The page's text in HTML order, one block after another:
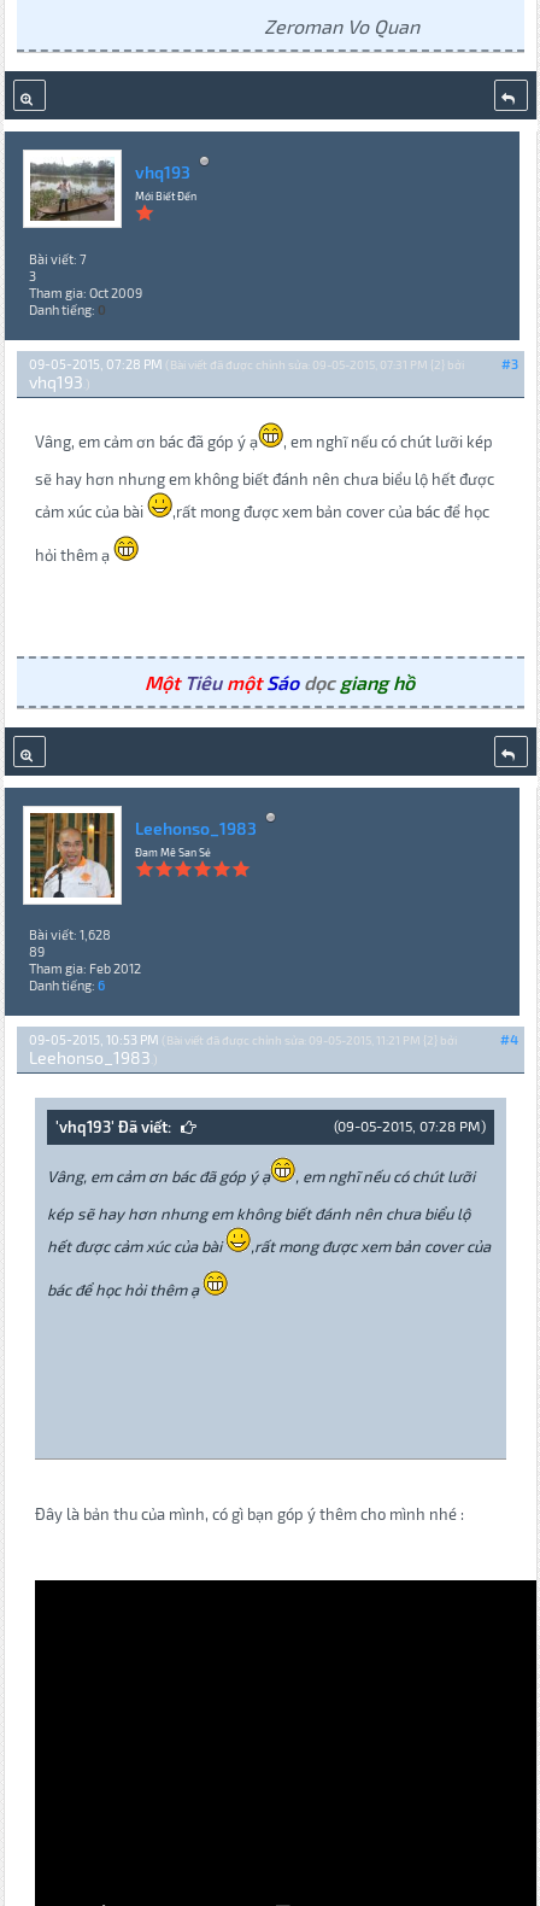
Zeroman Vo Quan
vhq193
Mới Biết Đến
Bài viết: 7
3
Tham gia: Oct 2009
Danh tiếng: 0
#3
09-05-2015, 07:28 PM (Bài viết đã được chỉnh sửa: 09-05-2015, 07:31 PM {2} bởi
vhq193 .)
Vâng, em cảm ơn bác đã góp ý ạ
, em nghĩ nếu có chút lưỡi kép
sẽ hay hơn nhưng em không biết đánh nên chưa biểu lộ hết được
cảm xúc của bài
,rất mong được xem bản cover của bác để học
hỏi thêm ạ
Một Tiêu mộtSáo dọc giang hồ
Leehonso_1983
Đam Mê San Sẻ
Bài viết: 1,628
89
Tham gia: Feb 2012
Danh tiếng: 6
#4
09-05-2015, 10:53 PM (Bài viết đã được chỉnh sửa: 09-05-2015, 11:21 PM {2} bởi
Leehonso_1983 .)
(09-05-2015, 07:28 PM)
'vhq193' Đã viết:
Vâng, em cảm ơn bác đã góp ý ạ
, em nghĩ nếu có chút lưỡi
kép sẽ hay hơn nhưng em không biết đánh nên chưa biểu lộ
hết được cảm xúc của bài
,rất mong được xem bản cover của
bác để học hỏi thêm ạ
Đây là bản thu của mình, có gì bạn góp ý thêm cho mình nhé :